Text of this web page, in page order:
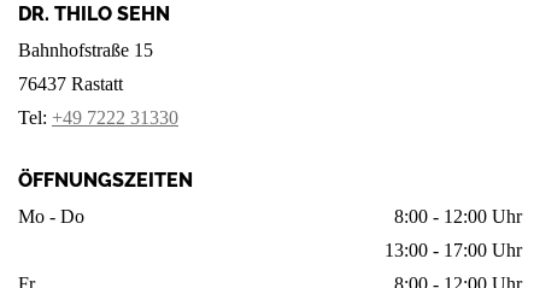
DR. THILO SEHN
Bahnhofstraße 15
76437 Rastatt
Tel: +49 7222 31330
ÖFFNUNGS­­ZEITEN
Mo - Do 8:00 - 12:00 Uhr
13:00 - 17:00 Uhr